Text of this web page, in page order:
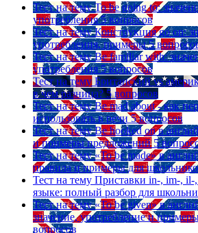
Тест на тему To be going to:
употребления 5 вопросов
Тест на тему Конструкция go on:
употребления, примеры 5
Тест на тему Be familiar with:
употребления 5 вопросов
Тест на тему Британский vs
в чем разница? 5 вопросов
Тест на тему Be mad about - как
использовать в речи 5 вопросов
Тест на тему Be hooked on в
и примеры предложений 5
Тест на тему «To be made» в
правила и примеры для
Тест на тему Приставки in-, im-, il-
языке: полный разбор для
Тест на тему «To be given» в
значение, употребление и
вопросов